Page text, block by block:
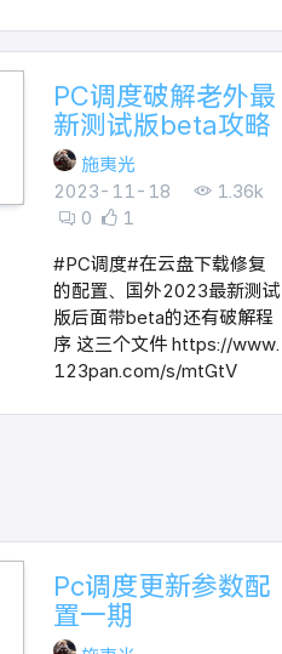
PC调度破解老外最
新测试版beta攻略
施夷光
2023-11-18
1.36k
0
1
#PC调度#在云盘下载修复
的配置、国外2023最新测试
版后面带beta的还有破解程
序 这三个文件 https://www.
123pan.com/s/mtGtV
Pc调度更新参数配
置一期